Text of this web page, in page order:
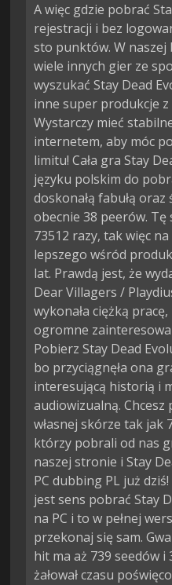
A więc gdzie pobrać
rejestracji i bez
sto punktów. W naszej
wiele innych gier ze
wyszukać Stay Dead
inne super produkcje
Wystarczy mieć
internetem, aby móc
limitu! Cała gra Stay
języku polskim do
doskonałą fabułą
obecnie 38 peerów.
73512 razy, tak więc
lepszego wśród
lat. Prawdą jest, że
Dear Villagers /
wykonała ciężką
ogromne
Pobierz Stay Dead
bo przyciągnęła ona
interesującą historią i
audiowizualną.
własnej skórze tak jak
którzy pobrali od nas
naszej stronie i Stay
PC dubbing PL już
jest sens pobrać Stay
na PC i to w pełnej
przekonaj się sam.
hit ma aż 739 seedów
żałował czasu